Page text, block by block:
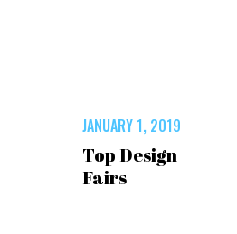
JANUARY 1, 2019
Top Design
Fairs